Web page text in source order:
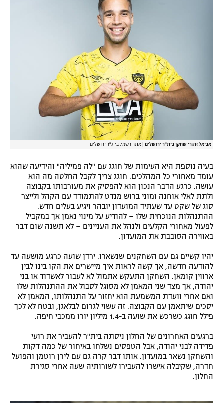
אביאל זרגרי שחקן בית"ר ירושלים אתר רשמי, בית"ר ירושלים
בעיה נוספת היא העימות של חוגג עם "לה פמיליה" והידיעה שהוא
עומד מאחורי כל המהלכים. חוגג צריך לקבל החלטה מה הוא
עושה. כרגע הדבר הנכון הוא להפסיק את מעורבותו בקבוצה
ולתת לאלי אוחנה ומוני ברוש מנדט להתמודד עם הקהל ולייצר
סוג של שקט עד שעתיד המועדון יובהר ויגיע בעלים חדש.
ההתנהלות הנוכחית שלו – להודיע על מינוי נאמן אך במקביל
לפעול מאחורי הקלעים ולנהל את העניינים – לא תשנה שום דבר
באווירה הסובבת את המועדון.
יהיו קשיים גם עם השחקנים שנשארו. ירדן שועה כרגע מושעה עד
להודעה חדשה, אך קשה לראות איך מיישרים את הקו בינו לבין
ארווין קומאן. השחקן התעקש אתמול לא לעבור לאשדוד או בני
יהודה, אך מצד שני המאמן לא מסוגל לסבול את ההתנהלות שלו
ואם אחרי וועדת המשמעת הוא יחזור על התנהלותו, המאמן לא
יסכים שיתאמן עם הקבוצה. זה עשוי לגרום לבלאגן, ובטח לא לכך
פילל חוגג כשרכש את שועה ב-1.4 מיליון יורו ממכבי חיפה.
ברגעים האחרונים של החלון ניסתה בית"ר להעביר את רועי
פדידה לבני יהודה, אבל הטפסים נשלחו באיחור של כמה דקות
והשחקן נשאר במועדון. אותו דבר קרה גם עם לירן רוטמן והפועל
חדרה, שקיבלה אישרו להעבירו לשורותיה שעה אחרי סגירת
החלון.